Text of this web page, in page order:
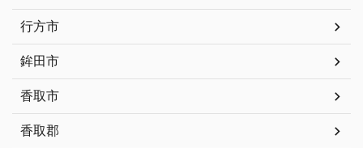
行方市
鉾田市
香取市
香取郡